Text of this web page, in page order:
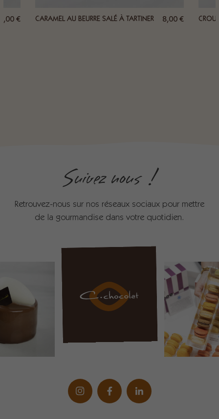
€ CARAMEL AU BEURRE SALÉ À TARTINER 8,00€
Suivez nous !
Retrouvez-nous sur nos réseaux sociaux pour mettre
de la gourmandise dans votre quotidien.